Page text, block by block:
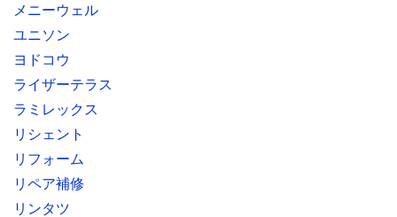
メニーウェル
ユニソン
ヨドコウ
ライザーテラス
ラミレックス
リシェント
リフォーム
リペア補修
リンタツ